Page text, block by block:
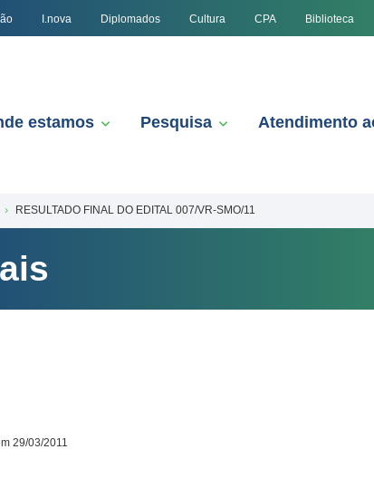
I.nova Diplomados Cultura CPA Biblioteca
estamos Pesquisa Atendimento
RESULTADO FINAL DO EDITAL 007/VR-SMO/11
29/03/2011